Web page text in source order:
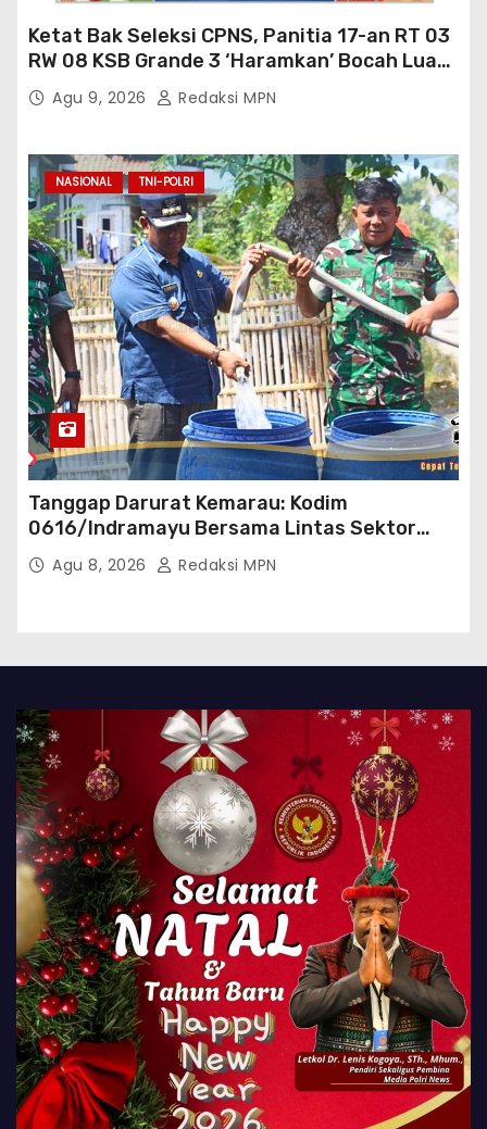
Ketat Bak Seleksi CPNS, Panitia 17-an RT 03
RW 08 KSB Grande 3 ‘Haramkan’ Bocah Luar
RT Ikut Lomba
Agu 9, 2026 Redaksi MPN
NASIONAL TNI-POLRI
Tanggap Darurat Kemarau: Kodim
0616/Indramayu Bersama Lintas Sektor
Garap Bantuan Air Bersih Bertahap
Agu 8, 2026 Redaksi MPN